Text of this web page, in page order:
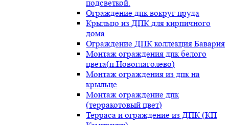
подсветкой.
Ограждение дпк вокруг пруда
Крыльцо из ДПК для кирпичного
дома
Ограждение ДПК коллекция Бавария
Монтаж ограждения дпк белого
цвета(п.Новоглаголево)
Монтаж ограждения из дпк на
крыльце
Монтаж ограждение дпк
(терракотовый цвет)
Терраса и ограждение из ДПК (КП